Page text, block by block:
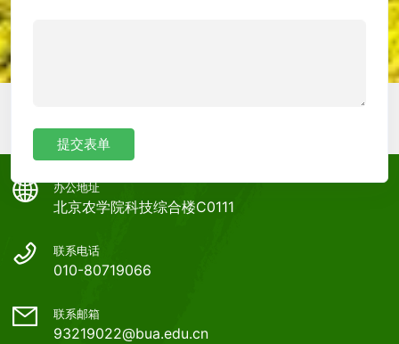
提交表单
办公地址
北京农学院科技综合楼C0111
联系电话
010-80719066
联系邮箱
93219022@bua.edu.cn